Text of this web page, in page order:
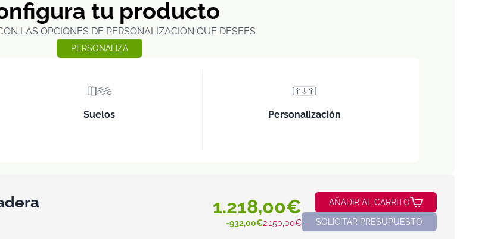
tu producto
LAS OPCIONES DE PERSONALIZACIÓN QUE DESEES
PERSONALIZA
Suelos Personalización
1.218,00€
-932,00€2.150,00€
AÑADIR AL CARRITO
SOLICITAR PRESUPUESTO